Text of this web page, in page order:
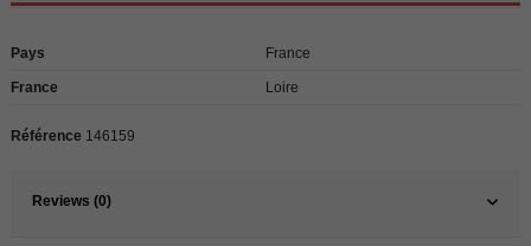
Pays France
France Loire
Référence 146159
Reviews (0)